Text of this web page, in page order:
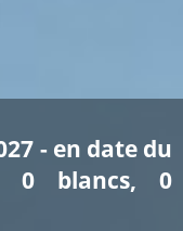
- en date du
0 blancs, 0